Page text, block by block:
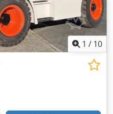
1 / 10